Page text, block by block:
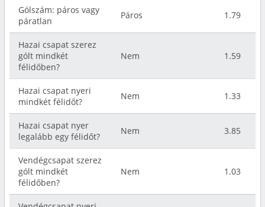
Gólszám: páros vagy
páratlan
Páros 1.79
Hazai csapat szerez
gólt mindkét
félidőben?
Nem 1.59
Hazai csapat nyeri
mindkét félidőt?
Nem 1.33
Hazai csapat nyer
legalább egy félidőt?
Nem 3.85
Vendégcsapat szerez
gólt mindkét
félidőben?
Nem 1.03